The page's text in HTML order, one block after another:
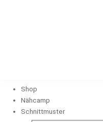
Shop
Nähcamp
Schnittmuster